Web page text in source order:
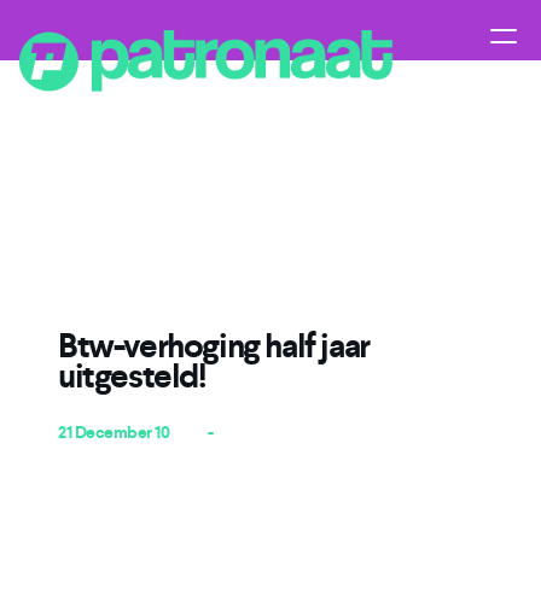
Btw-verhoging half jaar
uitgesteld!
21 December 10 -